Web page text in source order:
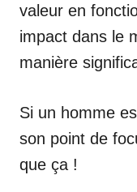
valeur en
impact dans le
manière
Si un homme
son point de
que ça !